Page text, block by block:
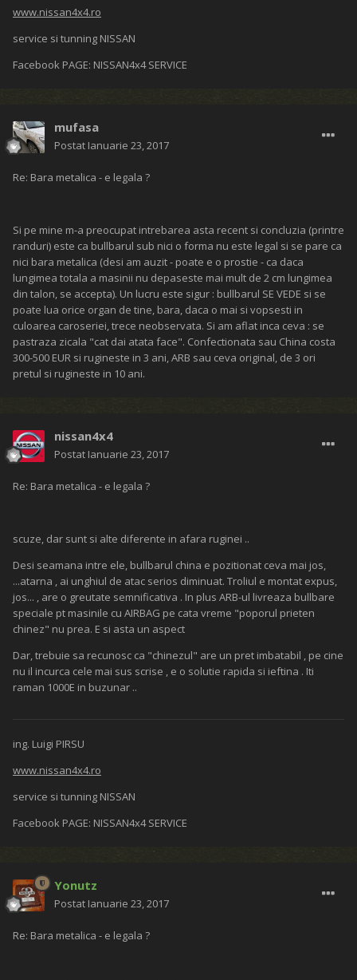
www.nissan4x4.ro
service si tunning NISSAN
Facebook PAGE: NISSAN4x4 SERVICE
mufasa
Postat Ianuarie 23, 2017
Re: Bara metalica - e legala ?
Si pe mine m-a preocupat intrebarea asta recent si concluzia (printre
randuri) este ca bullbarul sub nici o forma nu este legal si se pare ca
nici bara metalica (desi am auzit - poate e o prostie - ca daca
lungimea totala a masinii nu depaseste mai mult de 2 cm lungimea
din talon, se accepta). Un lucru este sigur : bullbarul SE VEDE si se
poate lua orice organ de tine, bara, daca o mai si vopsesti in
culoarea caroseriei, trece neobservata. Si am aflat inca ceva : se
pastraza zicala "cat dai atata face". Confectionata sau China costa
300-500 EUR si rugineste in 3 ani, ARB sau ceva original, de 3 ori
pretul si rugineste in 10 ani.
nissan4x4
Postat Ianuarie 23, 2017
Re: Bara metalica - e legala ?
scuze, dar sunt si alte diferente in afara ruginei ..
Desi seamana intre ele, bullbarul china e pozitionat ceva mai jos,
...atarna , ai unghiul de atac serios diminuat. Troliul e montat expus,
jos... , are o greutate semnificativa . In plus ARB-ul livreaza bullbare
speciale pt masinile cu AIRBAG pe cata vreme "poporul prieten
chinez" nu prea. E si asta un aspect
Dar, trebuie sa recunosc ca "chinezul" are un pret imbatabil , pe cine
nu il incurca cele mai sus scrise , e o solutie rapida si ieftina . Iti
raman 1000E in buzunar ..
ing. Luigi PIRSU
www.nissan4x4.ro
service si tunning NISSAN
Facebook PAGE: NISSAN4x4 SERVICE
Yonutz
Postat Ianuarie 23, 2017
Re: Bara metalica - e legala ?